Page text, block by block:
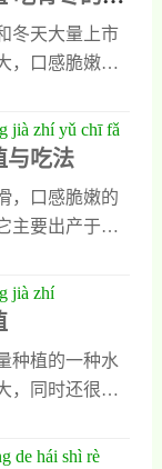
些维生素c和核
种对人体有益
功能。2、镇静
去了解，同时
用方法有哪
能有效提高身
中含有大量的
它还含有一些
胡萝卜素等多
人体的抗病能
冬天大量上市
，口感脆嫩，
特别高，平时
有多种好处。
以重点了解一
吃青枣的好处
有大量的糖类
果糖以及低聚
外青枣中还含
硫胺素与胡萝
jià zhí yǔ chī fǎ
与吃法
，口感脆嫩的
主要出产于东
青枣的了解，
营养价值做一
家。青枣的营
的营养价值青
和矿物质，其
jià zhí
种植的一种水
，同时还很清
枣的营养价值
de hái shì rè